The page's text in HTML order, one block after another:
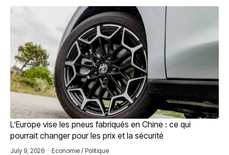
L’Europe vise les pneus fabriqués en Chine : ce qui
pourrait changer pour les prix et la sécurité
July 9, 2026 Economie / Politique